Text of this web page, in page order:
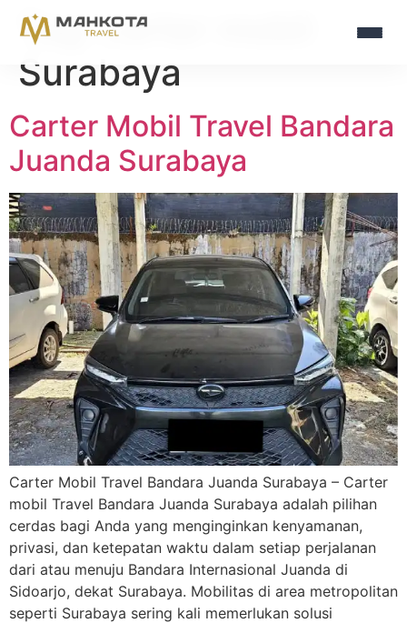
Tag:carter mobil
Surabaya
Carter Mobil Travel Bandara
Juanda Surabaya
Carter Mobil Travel Bandara Juanda Surabaya – Carter
mobil Travel Bandara Juanda Surabaya adalah pilihan
cerdas bagi Anda yang menginginkan kenyamanan,
privasi, dan ketepatan waktu dalam setiap perjalanan
dari atau menuju Bandara Internasional Juanda di
Sidoarjo, dekat Surabaya. Mobilitas di area metropolitan
seperti Surabaya sering kali memerlukan solusi